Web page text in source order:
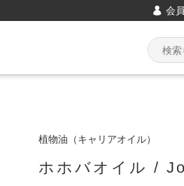
会
植物油（キャリアオイル）
ホホバオイル /